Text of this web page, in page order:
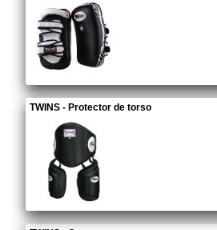
TWINS - Protector de torso